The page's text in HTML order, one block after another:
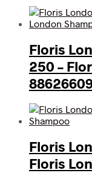
Floris
250 –
Floris
Floris